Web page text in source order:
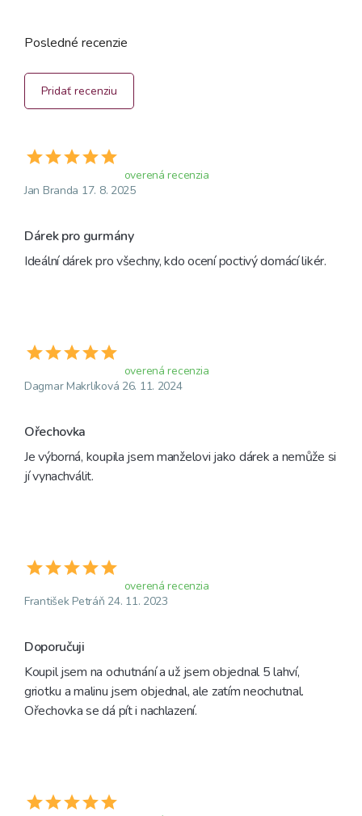
Posledné recenzie
Pridať recenziu
overená recenzia
Jan Branda 17. 8. 2025
Dárek pro gurmány
Ideální dárek pro všechny, kdo ocení poctivý domácí likér.
overená recenzia
Dagmar Makrlíková 26. 11. 2024
Ořechovka
Je výborná, koupila jsem manželovi jako dárek a nemůže si
jí vynachválit.
overená recenzia
František Petráň 24. 11. 2023
Doporučuji
Koupil jsem na ochutnání a už jsem objednal 5 lahví,
griotku a malinu jsem objednal, ale zatím neochutnal.
Ořechovka se dá pít i nachlazení.